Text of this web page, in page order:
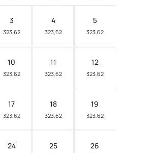
3
323,62
4
323,62
5
323,62
10
323,62
11
323,62
12
323,62
17
323,62
18
323,62
19
323,62
24 25 26